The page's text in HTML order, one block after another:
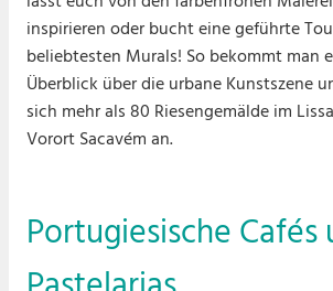
inspirieren oder bucht eine geführte
beliebtesten Murals! So bekommt man
Überblick über die urbane Kunstszene
sich mehr als 80 Riesengemälde im
Vorort Sacavém an.
Portugiesische Cafés